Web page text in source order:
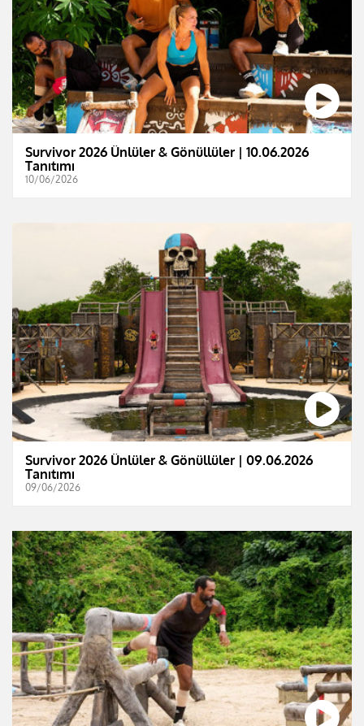
Survivor 2026 Ünlüler & Gönüllüler | 10.06.2026
Tanıtımı
10/06/2026
Survivor 2026 Ünlüler & Gönüllüler | 09.06.2026
Tanıtımı
09/06/2026